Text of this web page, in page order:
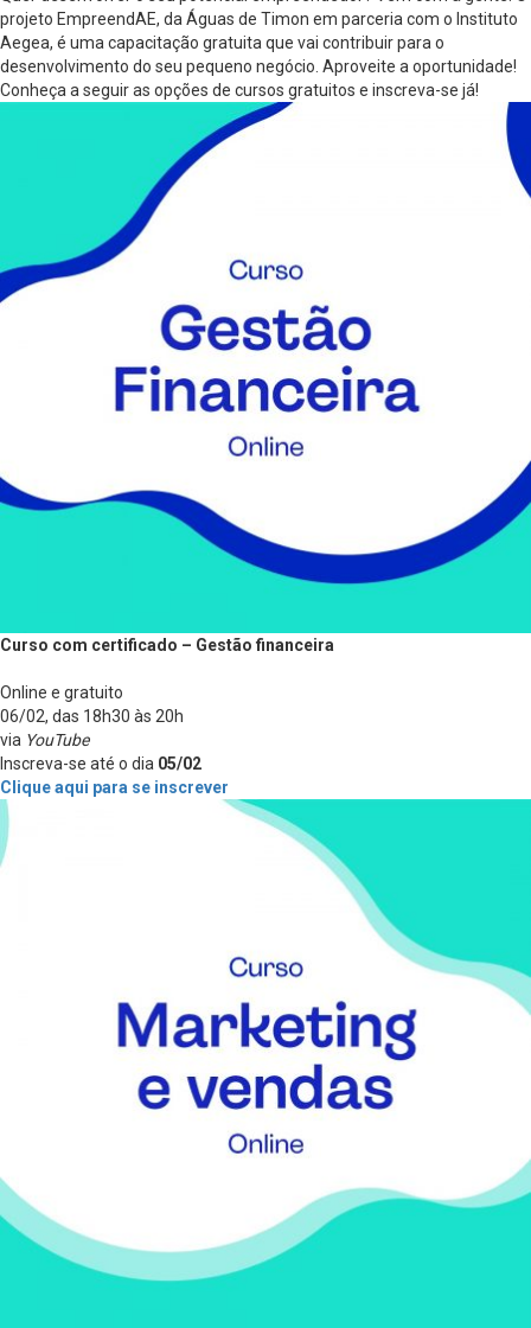
projeto EmpreendAE, da Águas de Timon em parceria com o Instituto
Aegea, é uma capacitação gratuita que vai contribuir para o
desenvolvimento do seu pequeno negócio. Aproveite a oportunidade!
Conheça a seguir as opções de cursos gratuitos e inscreva-se já!
Curso com certificado – Gestão financeira
Online e gratuito
06/02, das 18h30 às 20h
via YouTube
Inscreva-se até o dia 05/02
Clique aqui para se inscrever